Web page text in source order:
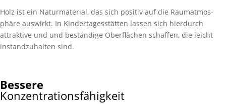
Holz ist ein Naturmaterial, das sich positiv auf die Raumatmos­
phäre auswirkt. In Kinder­tages­stätten lassen sich hier­durch
attraktive und und beständige Ober­flächen schaffen, die leicht
instand­zuhalten sind.
Bessere
Konzentrations­fähigkeit